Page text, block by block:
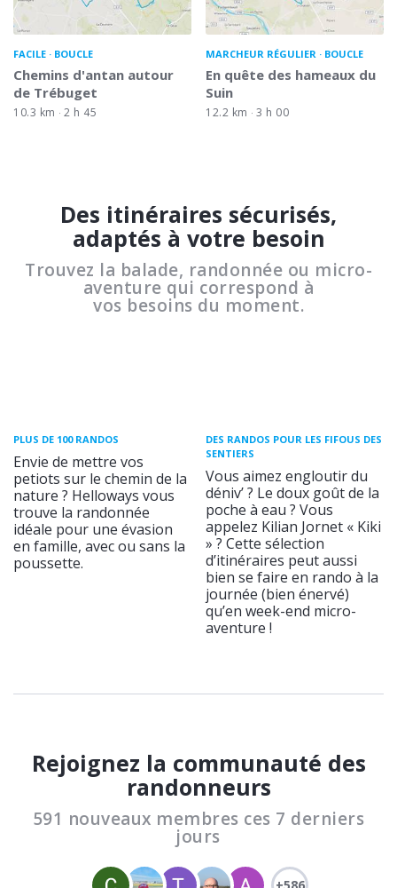
FACILE BOUCLE
Chemins d'antan autour
de Trébuget
10.3 km 2 h 45
MARCHEUR RÉGULIER BOUCLE
En quête des hameaux du
Suin
12.2 km 3 h 00
Des itinéraires sécurisés,
adaptés à votre besoin
Trouvez la balade, randonnée ou micro-
aventure qui correspond à
vos besoins du moment.
PLUS DE 100 RANDOS
Envie de mettre vos
petiots sur le chemin de la
nature ? Helloways vous
trouve la randonnée
idéale pour une évasion
en famille, avec ou sans la
poussette.
DES RANDOS POUR LES FIFOUS DES
SENTIERS
Vous aimez engloutir du
déniv’ ? Le doux goût de la
poche à eau ? Vous
appelez Kilian Jornet « Kiki
» ? Cette sélection
d’itinéraires peut aussi
bien se faire en rando à la
journée (bien énervé)
qu’en week-end micro-
aventure !
Rejoignez la communauté des
randonneurs
591 nouveaux membres ces 7 derniers
jours